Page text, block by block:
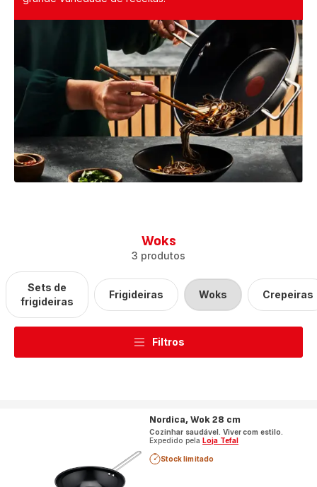
Woks
3 produtos
Sets de
frigideiras
Frigideiras Woks Crepeiras
Filtros
Nordica, Wok 28 cm
Cozinhar saudável. Viver com estilo.
Expedido pelaLoja Tefal
Stock limitado